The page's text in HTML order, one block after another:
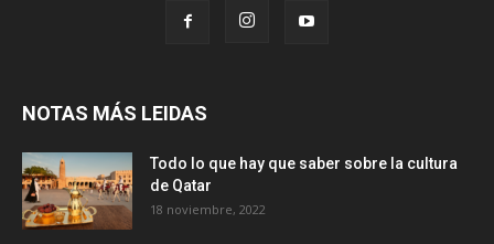
NOTAS MÁS LEIDAS
Todo lo que hay que saber sobre la cultura
de Qatar
18 noviembre, 2022